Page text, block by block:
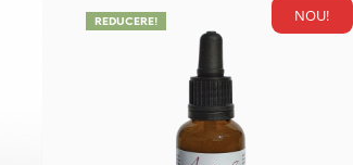
NOU!
REDUCERE!